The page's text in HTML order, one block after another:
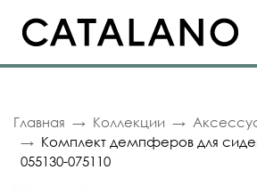
Главная Коллекции
Комплект демпферов для
055130-075110